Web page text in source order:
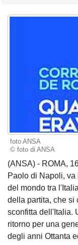
foto ANSA
© foto di ANSA
(ANSA) - ROMA,
Paolo di Napoli,
del mondo tra
della partita, che si
sconfitta dell'Italia.
ritorno per una
degli anni Ottanta